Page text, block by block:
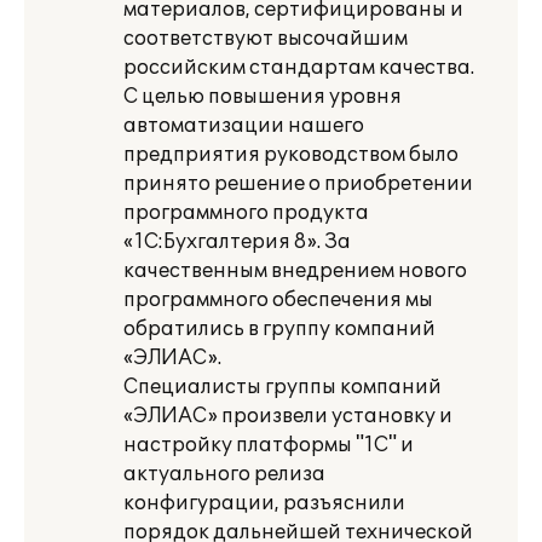
материалов, сертифицированы и
соответствуют высочайшим
российским стандартам качества.
С целью повышения уровня
автоматизации нашего
предприятия руководством было
принято решение о приобретении
программного продукта
«1С:Бухгалтерия 8». За
качественным внедрением нового
программного обеспечения мы
обратились в группу компаний
«ЭЛИАС».
Специалисты группы компаний
«ЭЛИАС» произвели установку и
настройку платформы "1С" и
актуального релиза
конфигурации, разъяснили
порядок дальнейшей технической